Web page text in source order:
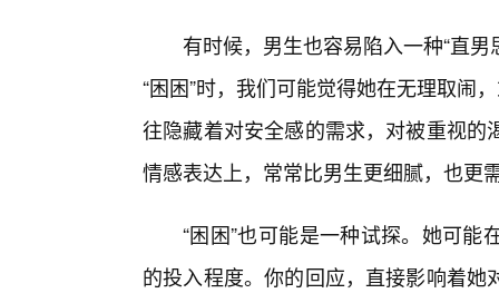
有时候，男生也容易陷入一种“直
“困困”时，我们可能觉得她在无理取闹
往隐藏着对安全感的需求，对被重视
情感表达上，常常比男生更细腻，也更
“困困”也可能是一种试探。她可
的投入程度。你的回应，直接影响着